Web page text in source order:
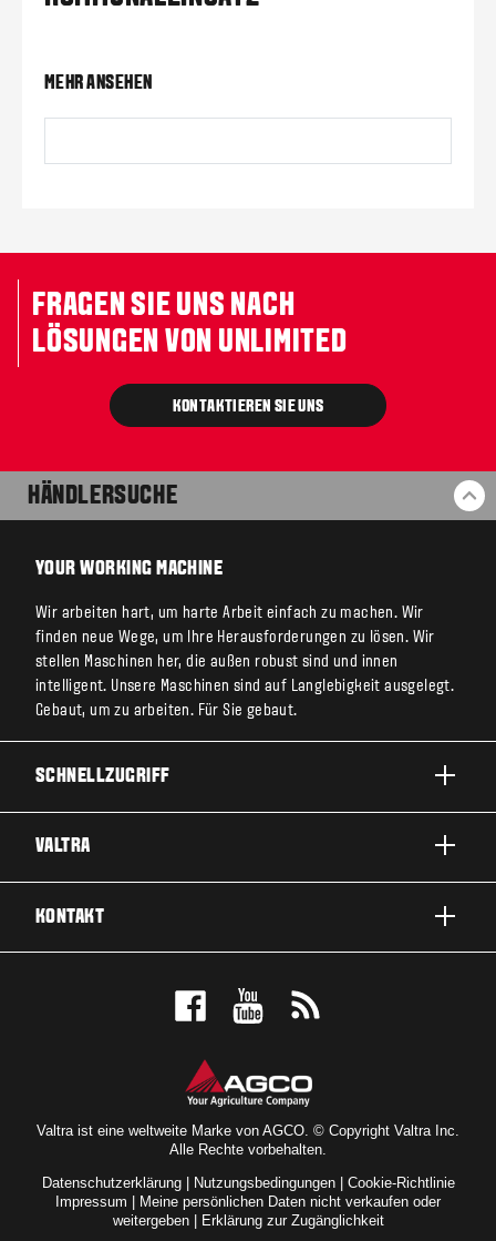
MEHR ANSEHEN
FRAGEN SIE UNS NACH
LÖSUNGEN VON UNLIMITED
KONTAKTIEREN SIE UNS
HÄNDLERSUCHE
YOUR WORKING MACHINE
Wir arbeiten hart, um harte Arbeit einfach zu machen. Wir
finden neue Wege, um Ihre Herausforderungen zu lösen. Wir
stellen Maschinen her, die außen robust sind und innen
intelligent. Unsere Maschinen sind auf Langlebigkeit ausgelegt.
Gebaut, um zu arbeiten. Für Sie gebaut.
SCHNELLZUGRIFF
SERVICE & REPARATUR
VALTRA
KONTAKT
Valtra ist eine weltweite Marke von AGCO. © Copyright Valtra Inc.
Alle Rechte vorbehalten.
Datenschutzerklärung| Nutzungsbedingungen| Cookie-Richtlinie
Impressum | Meine persönlichen Daten nicht verkaufen oder
weitergeben| Erklärung zur Zugänglichkeit